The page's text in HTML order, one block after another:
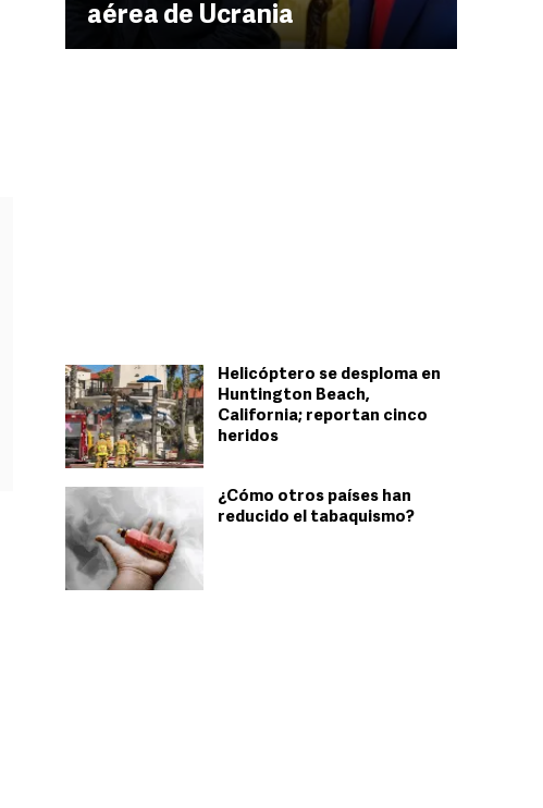
aérea de Ucrania
Helicóptero se desploma en
Huntington Beach,
California; reportan cinco
heridos
¿Cómo otros países han
reducido el tabaquismo?